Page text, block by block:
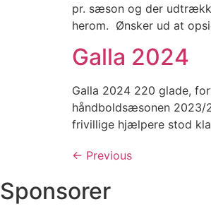
pr. sæson og der
herom. Ønsker ud at
Galla 2024
Galla 2024 220 glade,
håndboldsæsonen 2023/
frivillige hjælpere stod
← Previous
Sponsorer